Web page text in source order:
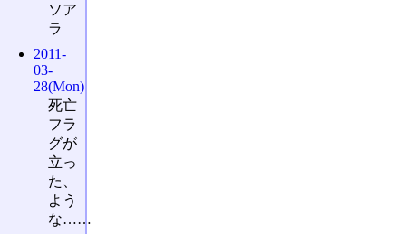
ソア
ラ
2011-
03-
28(Mon)
死亡
フラ
グが
立っ
た、
よう
な……